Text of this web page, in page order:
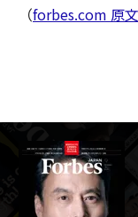
（forbes.com 原文